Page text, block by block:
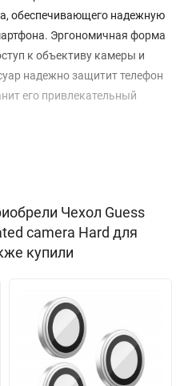
обеспечивающего надежную
Эргономичная форма
к объективу камеры и
надежно защитит телефон
его привлекательный
Чехол Guess
camera Hard для
купили